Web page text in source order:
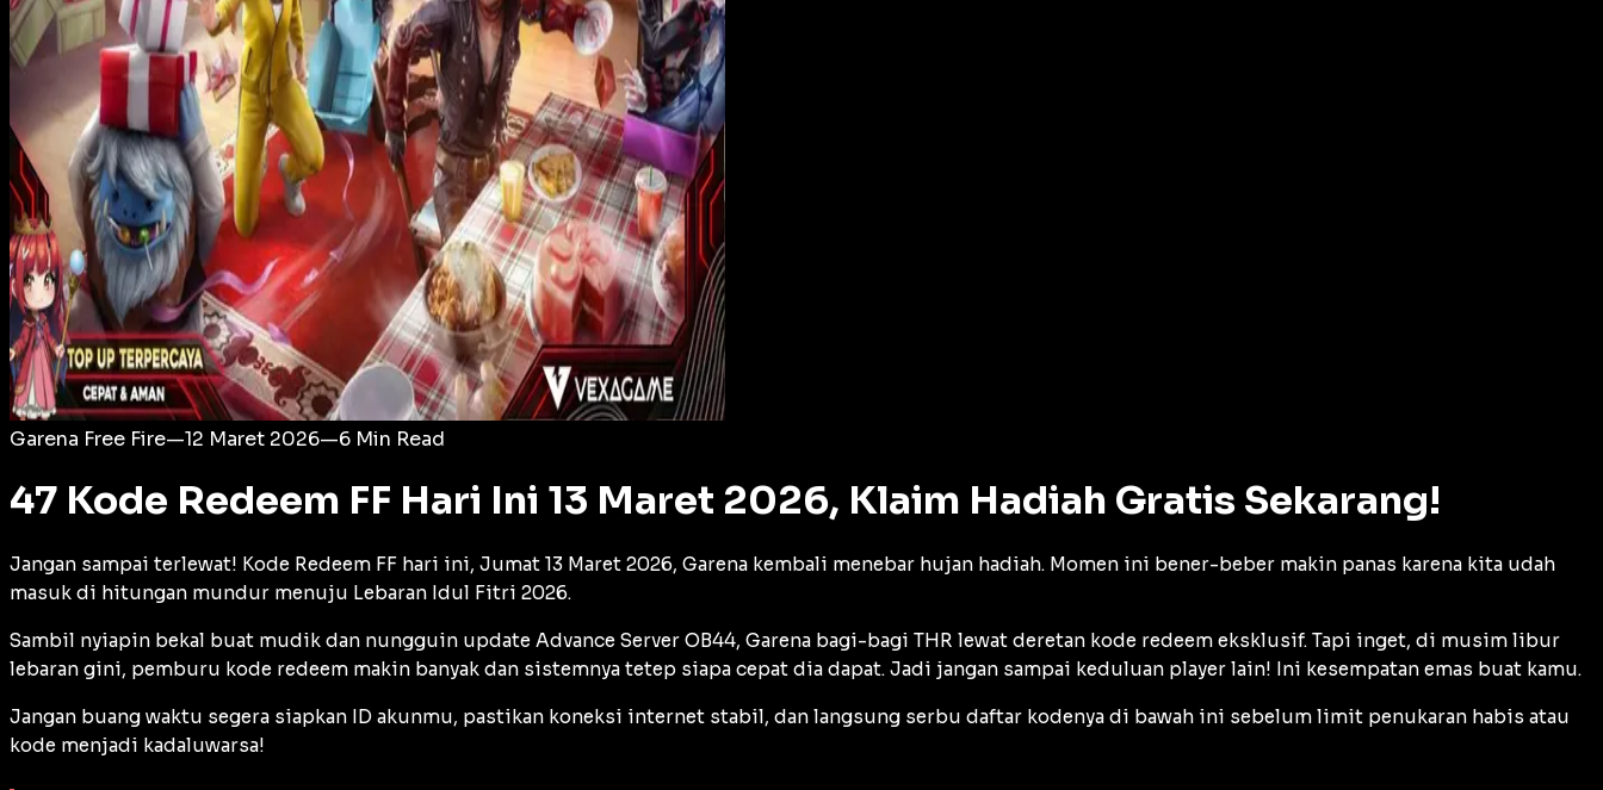
Login
Garena Free Fire—12 Maret 2026—6 Min Read
47 Kode Redeem FF Hari Ini 13 Maret 2026, Klaim Hadiah Gratis Sekarang!
Jangan sampai terlewat! Kode Redeem FF hari ini, Jumat 13 Maret 2026, Garena kembali menebar hujan hadiah. Momen ini bener-beber makin panas karena kita udah
masuk di hitungan mundur menuju Lebaran Idul Fitri 2026.
Sambil nyiapin bekal buat mudik dan nungguin update Advance Server OB44, Garena bagi-bagi THR lewat deretan kode redeem eksklusif. Tapi inget, di musim libur
lebaran gini, pemburu kode redeem makin banyak dan sistemnya tetep siapa cepat dia dapat. Jadi jangan sampai keduluan player lain! Ini kesempatan emas buat kamu.
Jangan buang waktu segera siapkan ID akunmu, pastikan koneksi internet stabil, dan langsung serbu daftar kodenya di bawah ini sebelum limit penukaran habis atau
kode menjadi kadaluwarsa!